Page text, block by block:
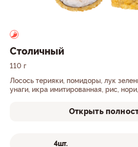
Столичный
110 г
Лосось терияки, помидоры, лук
унаги, икра имитированная, рис,
Открыть
4шт.